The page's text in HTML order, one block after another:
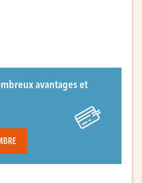
avantages et